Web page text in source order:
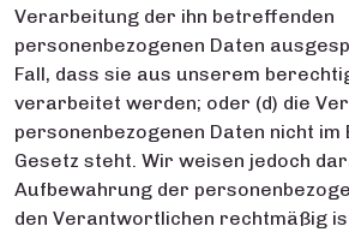
Verarbeitung der ihn betreffenden
personenbezogenen Daten
Fall, dass sie aus unserem
verarbeitet werden; oder (d) die
personenbezogenen Daten nicht im
Gesetz steht. Wir weisen jedoch
Aufbewahrung der
den Verantwortlichen rechtmäßig